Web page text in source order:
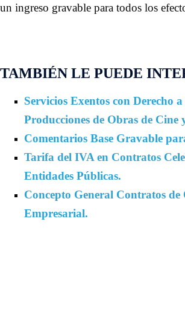
un ingreso gravable para todos los
TAMBIÉN LE PUEDE
Servicios Exentos con Derecho
Producciones de Obras de Cine
Comentarios Base Gravable
Tarifa del IVA en Contratos
Entidades Públicas.
Concepto General Contratos
Empresarial.